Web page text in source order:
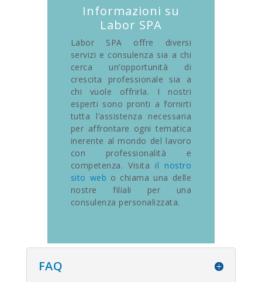
Informazioni su
Labor SPA
Labor SPA offre diversi
servizi e consulenza sia a chi
cerca un’opportunità di
crescita professionale sia a
chi vuole offrirla. I nostri
esperti sono pronti a fornirti
tutta l’assistenza necessaria
per affrontare ogni tematica
inerente al mondo del lavoro
con professionalità e
competenza. Visita il nostro
sito web o chiama una delle
nostre filiali per una
consulenza personalizzata.
FAQ